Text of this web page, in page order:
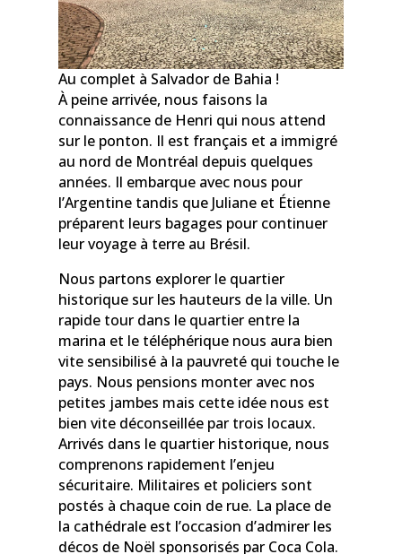
Au complet à Salvador de Bahia !
À peine arrivée, nous faisons la
connaissance de Henri qui nous attend
sur le ponton. Il est français et a immigré
au nord de Montréal depuis quelques
années. Il embarque avec nous pour
l’Argentine tandis que Juliane et Étienne
préparent leurs bagages pour continuer
leur voyage à terre au Brésil.
Nous partons explorer le quartier
historique sur les hauteurs de la ville. Un
rapide tour dans le quartier entre la
marina et le téléphérique nous aura bien
vite sensibilisé à la pauvreté qui touche le
pays. Nous pensions monter avec nos
petites jambes mais cette idée nous est
bien vite déconseillée par trois locaux.
Arrivés dans le quartier historique, nous
comprenons rapidement l’enjeu
sécuritaire. Militaires et policiers sont
postés à chaque coin de rue. La place de
la cathédrale est l’occasion d’admirer les
décos de Noël sponsorisés par Coca Cola.